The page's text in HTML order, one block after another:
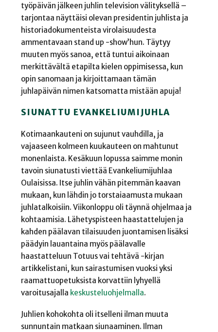
työpäivän jälkeen juhlin television välityksellä –
tarjontaa näyttäisi olevan presidentin juhlista ja
historiadokumenteista virolaisuudesta
ammentavaan stand up -show’hun. Täytyy
muuten myös sanoa, että tuntui aikoinaan
merkittävältä etapilta kielen oppimisessa, kun
opin sanomaan ja kirjoittamaan tämän
juhlapäivän nimen katsomatta mistään apuja!
SIUNATTU EVANKELIUMIJUHLA
Kotimaankauteni on sujunut vauhdilla, ja
vajaaseen kolmeen kuukauteen on mahtunut
monenlaista. Kesäkuun lopussa saimme monin
tavoin siunatusti viettää Evankeliumijuhlaa
Oulaisissa. Itse juhlin vähän pitemmän kaavan
mukaan, kun lähdin jo torstaiaamusta mukaan
juhlatalkoisiin. Viikonloppu oli täynnä ohjelmaa ja
kohtaamisia. Lähetyspisteen haastattelujen ja
kahden päälavan tilaisuuden juontamisen lisäksi
päädyin lauantaina myös päälavalle
haastatteluun Totuus vai tehtävä -kirjan
artikkelistani, kun sairastumisen vuoksi yksi
raamattuopetuksista korvattiin lyhyellä
varoitusajalla keskusteluohjelmalla.
Juhlien kohokohta oli itselleni ilman muuta
sunnuntain matkaan siunaaminen. Ilman